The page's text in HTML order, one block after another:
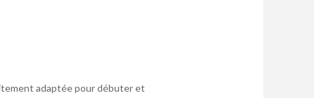
adaptée pour débuter et